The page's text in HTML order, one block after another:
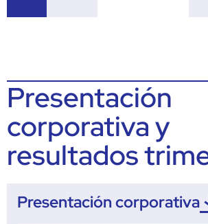
Presentación
corporativa y
resultados
Presentación corporativa